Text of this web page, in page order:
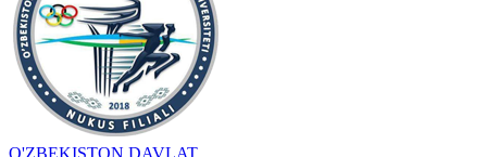
O'ZBEKISTON DAVLAT